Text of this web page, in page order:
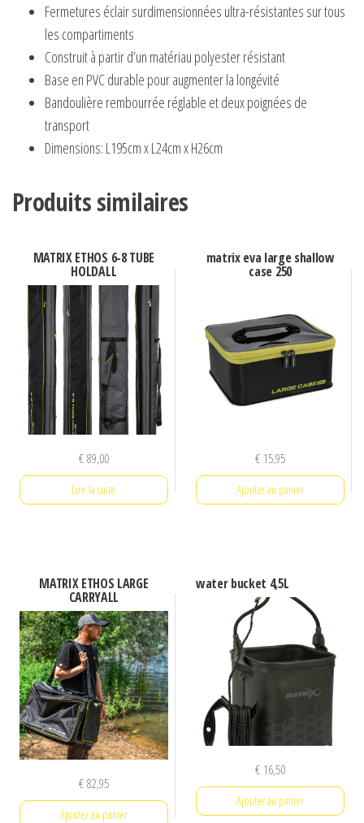
Fermetures éclair surdimensionnées ultra-résistantes sur tous
les compartiments
Construit à partir d’un matériau polyester résistant
Base en PVC durable pour augmenter la longévité
Bandoulière rembourrée réglable et deux poignées de
transport
Dimensions: L195cm x L24cm x H26cm
Produits similaires
MATRIX ETHOS 6-8 TUBE
HOLDALL
€89,00
Lire la suite
matrix eva large shallow
case 250
€ 15,95
Ajouter au panier
MATRIX ETHOS LARGE
CARRYALL
€82,95
Ajouter au panier
water bucket 4,5L
€ 16,50
Ajouter au panier